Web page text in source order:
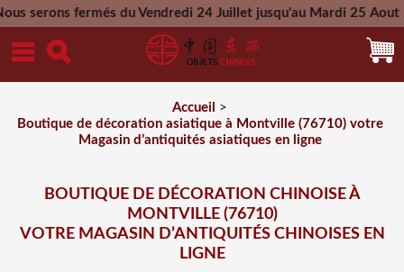
fermés du Vendredi 24 Juillet jusqu'au Mardi 25 Aout 2026 -
Mercredi 26 Aout 2026
Accueil
>
Boutique de décoration asiatique à Montville (76710) votre
Magasin d’antiquités asiatiques en ligne
BOUTIQUE DE DÉCORATION CHINOISE À
MONTVILLE (76710)
VOTRE MAGASIN D’ANTIQUITÉS CHINOISES EN
LIGNE